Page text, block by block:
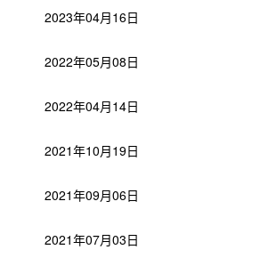
2023年04月16日
2022年05月08日
2022年04月14日
2021年10月19日
2021年09月06日
2021年07月03日